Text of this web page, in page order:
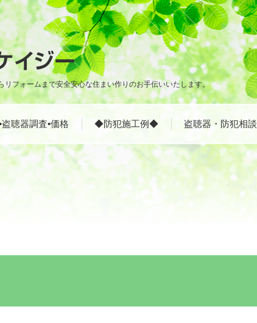
リフォームまで安全安心な住まい作りのお手伝いいたします。
盗聴器調査•価格 ◆防犯施工例◆ 盗聴器・防犯相談